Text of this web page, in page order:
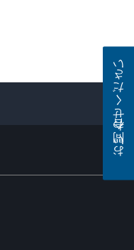
お問い合わせください